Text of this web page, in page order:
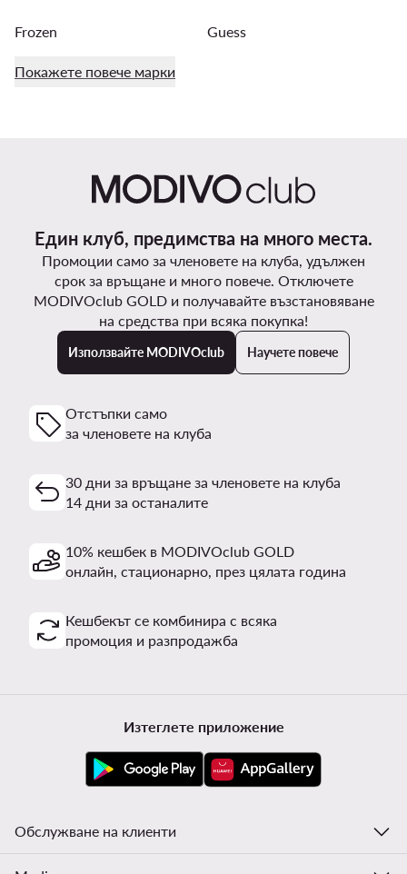
Frozen Guess
Покажете повече марки
Един клуб, предимства на много места.
Промоции само за членовете на клуба, удължен
срок за връщане и много повече. Отключете
MODIVOclub GOLD и получавайте възстановяване
на средства при всяка покупка!
Използвайте MODIVOclub Научете повече
Отстъпки само
за членовете на клуба
30 дни за връщане за членовете на клуба
14 дни за останалите
10% кешбек в MODIVOclub GOLD
онлайн, стационарно, през цялата година
Кешбекът се комбинира с всяка
промоция и разпродажба
Изтеглете приложение
Обслужване на клиенти